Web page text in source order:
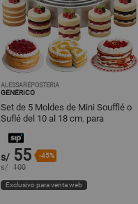
ALESSAREPOSTERIA
GENÉRICO
Set de 5 Moldes de Mini Soufflé o
Suflé del 10 al 18 cm. para
s/ 55 -45%
s/ 100
Exclusivo para venta web